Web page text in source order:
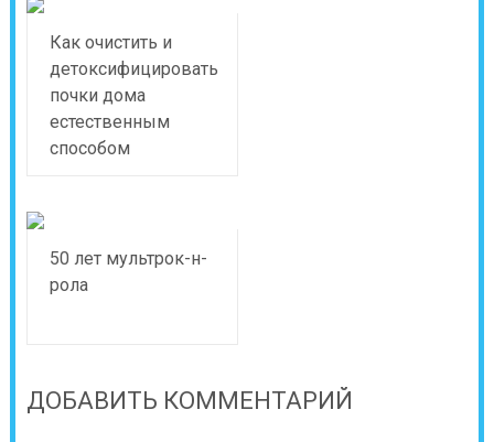
Как очистить и
детоксифицировать
почки дома
естественным
способом
50 лет мультрок-н-
рола
ДОБАВИТЬ КОММЕНТАРИЙ